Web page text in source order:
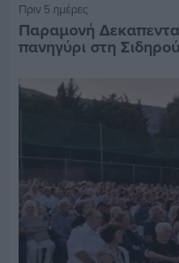
Πριν 5 ημέρες
Παραμονή
πανηγύρι στη